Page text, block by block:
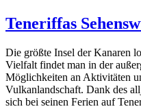
Teneriffas
Die größte Insel der Kanaren
Vielfalt findet man in der
Möglichkeiten an Aktivitäten
Vulkanlandschaft. Dank des
sich bei seinen Ferien auf